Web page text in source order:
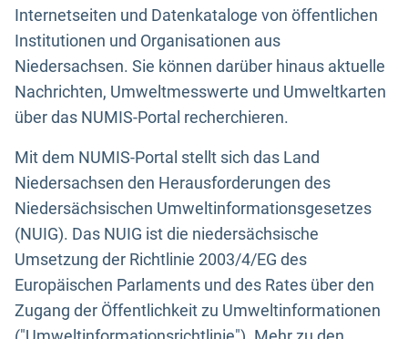
Internetseiten und Datenkataloge von öffentlichen
Institutionen und Organisationen aus
Niedersachsen. Sie können darüber hinaus aktuelle
Nachrichten, Umweltmesswerte und Umweltkarten
über das NUMIS-Portal recherchieren.
Mit dem NUMIS-Portal stellt sich das Land
Niedersachsen den Herausforderungen des
Niedersächsischen Umweltinformationsgesetzes
(NUIG). Das NUIG ist die niedersächsische
Umsetzung der Richtlinie 2003/4/EG des
Europäischen Parlaments und des Rates über den
Zugang der Öffentlichkeit zu Umweltinformationen